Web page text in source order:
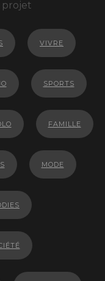
projet
VIVRE
SPORTS
FAMILLE
MODE